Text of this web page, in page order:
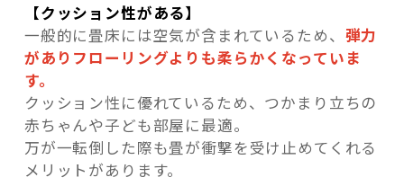
【クッション性がある】
一般的に畳床には空気が含まれているため、 弾力
がありフローリングよりも柔らかくなっていま
す。
クッション性に優れているため、つかまり立ちの
赤ちゃんや子ども部屋に最適。
万が一転倒した際も畳が衝撃を受け止めてくれる
メリットがあります。